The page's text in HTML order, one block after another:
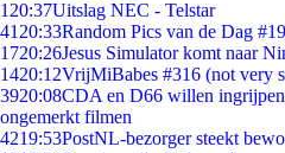
1 20:37Uitslag NEC - Telstar
41 20:33Random Pics van de Dag
1720:26Jesus Simulator komt naar
1420:12VrijMiBabes #316 (not very
3920:08CDA en D66 willen
ongemerkt filmen
4219:53PostNL-bezorger steekt